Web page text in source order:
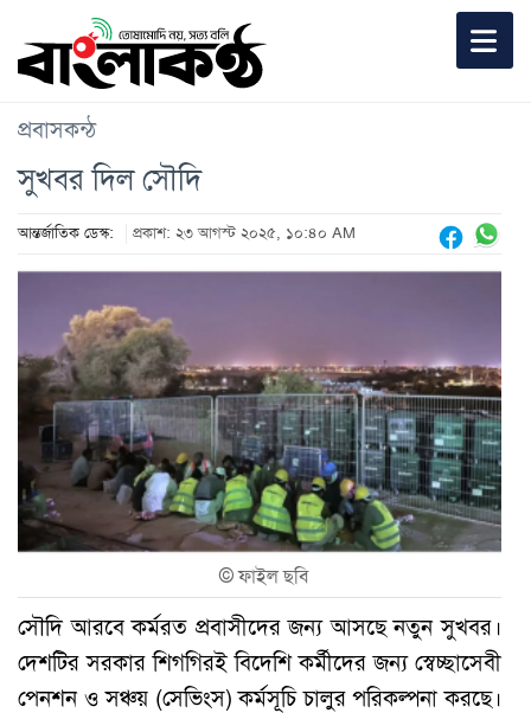
প্রবাসকন্ঠ
সুখবর দিল সৌদি
আন্তর্জাতিক ডেস্ক: প্রকাশ: ২৩ আগস্ট ২০২৫, ১০:৪০ AM
©ফাইল ছবি
সৌদি আরবে কর্মরত প্রবাসীদের জন্য আসছে নতুন সুখবর।
দেশটির সরকার শিগগিরই বিদেশি কর্মীদের জন্য স্বেচ্ছাসেবী
পেনশন ও সঞ্চয় (সেভিংস) কর্মসূচি চালুর পরিকল্পনা করছে।